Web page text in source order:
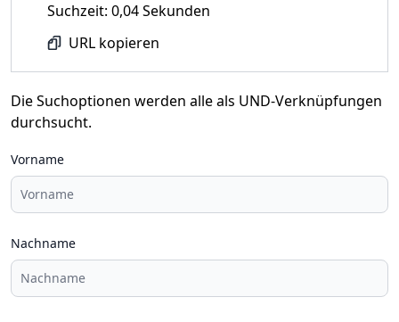
Suchzeit: 0,04 Sekunden
URL kopieren
Die Suchoptionen werden alle als UND-Verknüpfungen
durchsucht.
Vorname
Nachname